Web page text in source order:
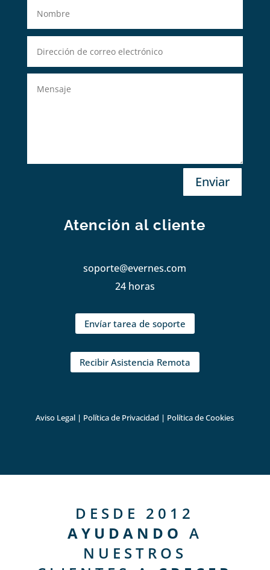
Enviar
Atención al cliente
soporte@evernes.com
24 horas
Envíar tarea de soporte
Recibir Asistencia Remota
Aviso Legal | Política de Privacidad | Política de Cookies
DESDE 2012
AYUDANDO A
NUESTROS